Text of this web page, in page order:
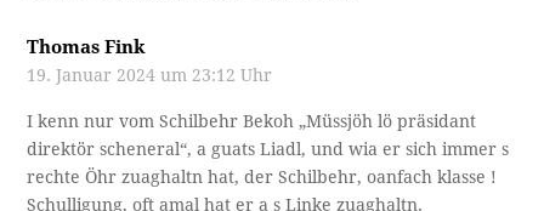
Thomas Fink
19. Januar 2024 um 23:12 Uhr
I kenn nur vom Schilbehr Bekoh „Müssjöh lö präsidant
direktör scheneral“, a guats Liadl, und wia er sich immer s
rechte Öhr zuaghaltn hat, der Schilbehr, oanfach klasse !
Schulligung, oft amal hat er a s Linke zuaghaltn.